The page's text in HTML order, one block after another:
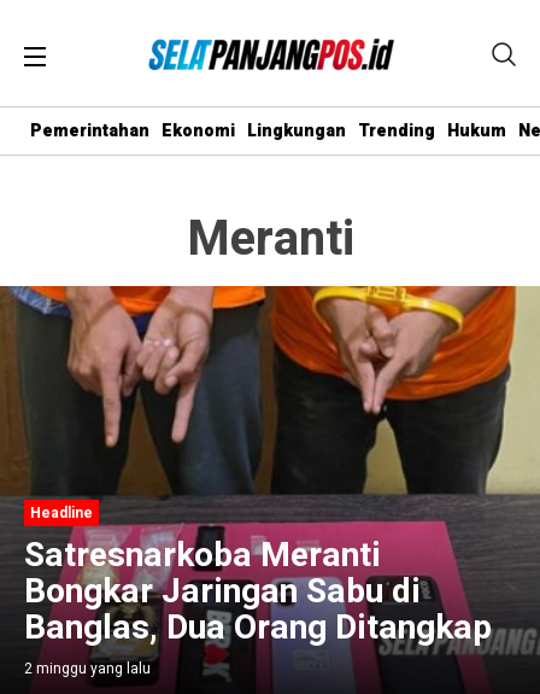
Pemerintahan Ekonomi Lingkungan Trending Hukum
Meranti
Headline
Satresnarkoba Meranti
Bongkar Jaringan Sabu di
Banglas, Dua Orang Ditangkap
2 minggu yang lalu